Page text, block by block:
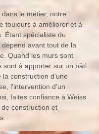
le métier, notre
toujours à améliorer et à
Étant spécialiste du
avant tout de la
Quand les murs sont
sont à apporter sur un bâti
construction d'une
l'intervention d'un
faites confiance à Weiss
construction et